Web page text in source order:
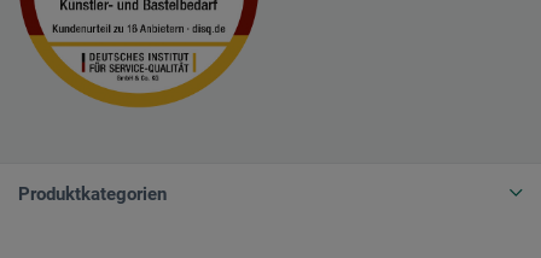
Produktkategorien